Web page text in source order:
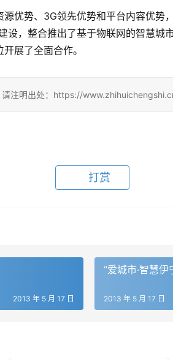
优势、3G领先优势和平台内容优势
设，整合推出了基于物联网的智慧城
展了全面合作。
请注明出处：https://
打赏
2013 年 5 月 17 日
“爱城市·智慧
2013 年 5 月 17 日